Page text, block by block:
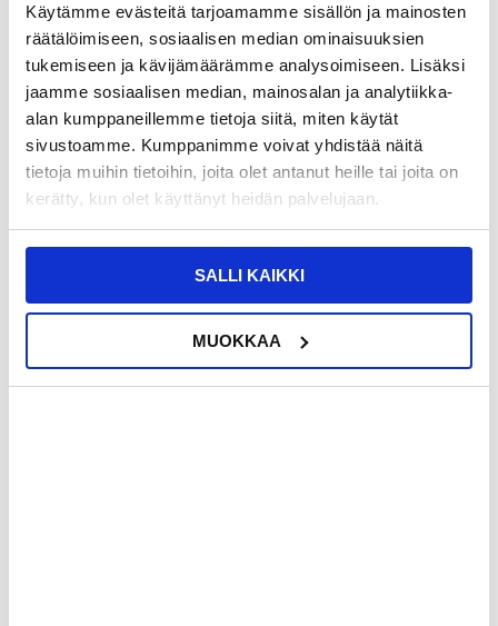
Käytämme evästeitä tarjoamamme sisällön ja mainosten
räätälöimiseen, sosiaalisen median ominaisuuksien
tukemiseen ja kävijämäärämme analysoimiseen. Lisäksi
jaamme sosiaalisen median, mainosalan ja analytiikka-
alan kumppaneillemme tietoja siitä, miten käytät
sivustoamme. Kumppanimme voivat yhdistää näitä
tietoja muihin tietoihin, joita olet antanut heille tai joita on
kerätty, kun olet käyttänyt heidän palvelujaan.
SALLI KAIKKI
MUOKKAA
VAIN 1 KPL JÄLJELLÄ VARASTOSSA
KYSYMYKSIÄ? KYSY POIS LIVE CHAT
Kuvaus
Momax 1-Wear IP68 vedenpitävä älykello - 1,38 tuuman TFT-
näyttö, SpO2 ja syke, yli 100 urheilutilaa, iOS/Android
Pysy ajan tasalla päivästäsi MOMAX 1-Wear Smart Watch -kellolla -
päivittäiseen terveydentilan seurantaan ja aktiivisiin rutiineihin. Se
tekoälypohjaisen unen analysoinnin (mukaan lukien syvä uni ja
REM-uni) ja seuraa treenejä yli 100 urheilutilassa. 1,38 tuuman
pyöreä TFT-kosketusnäyttö on kirkas, helppokäyttöinen ja
muokattavissa useilla kellotauluilla, joten se näyttää yhtä hyvältä